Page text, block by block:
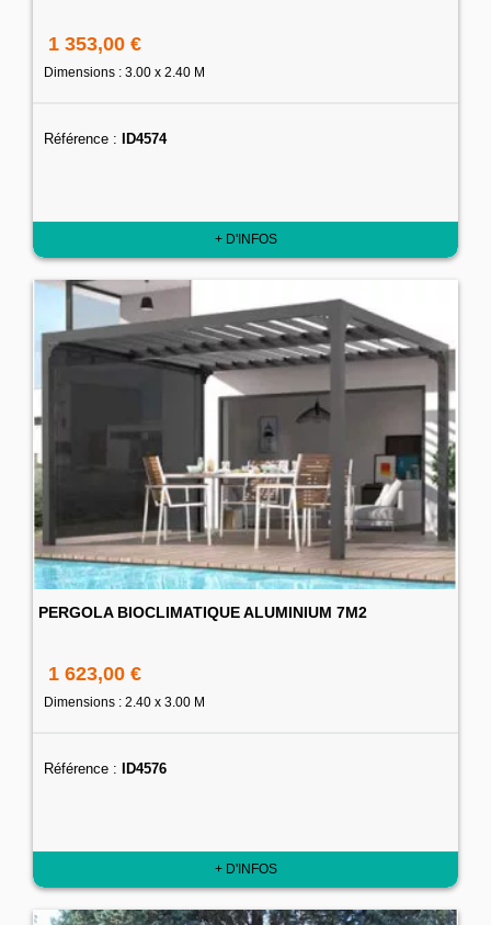
1 353,00 €
Dimensions : 3.00 x 2.40 M
Référence : ID4574
+ D'INFOS
PERGOLA BIOCLIMATIQUE ALUMINIUM 7M2
1 623,00 €
Dimensions : 2.40 x 3.00 M
Référence : ID4576
+ D'INFOS